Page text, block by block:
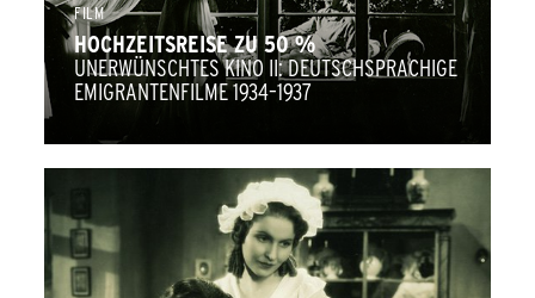
FILM
HOCHZEITSREISE ZU 50 %
UNERWÜNSCHTES KINO II: DEUTSCHSPRACHIGE
EMIGRANTENFILME 1934–1937